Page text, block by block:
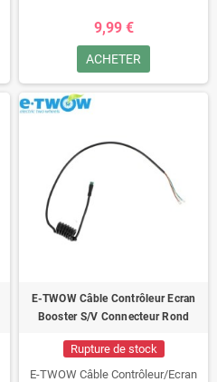
9,99 €
ACHETER
E-TWOW Câble Contrôleur Ecran
Booster S/V Connecteur Rond
Rupture de stock
E-TWOW Câble Contrôleur/Ecran